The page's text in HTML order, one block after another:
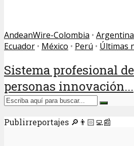
AndeanWire-Colombia • Argentina
Ecuador • México • Perú • Últimas
Sistema profesional
personas innovación...
Publirreportajes 🔎👨🏻‍💻📰